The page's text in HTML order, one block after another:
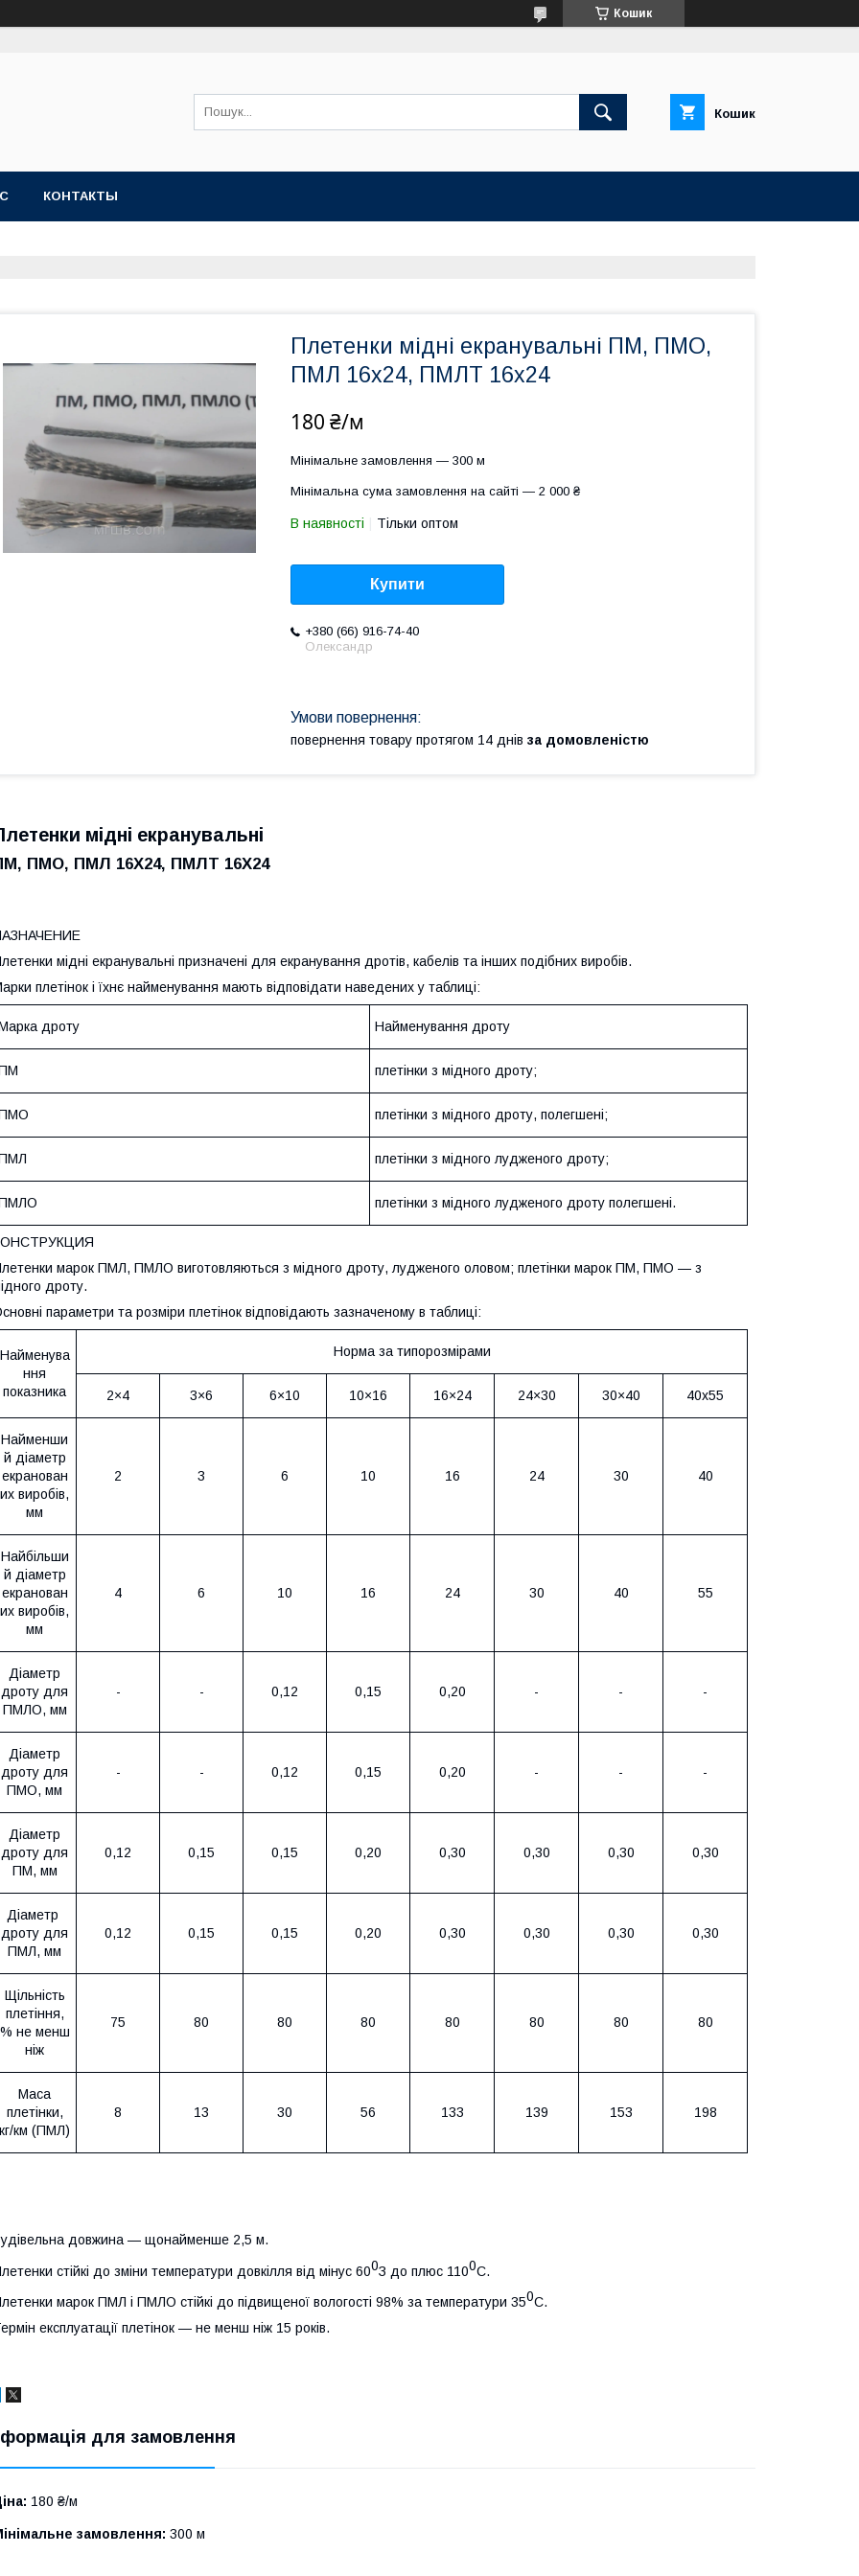
Кошик
Кошик
КОНТАКТЫ
Плетенки мідні екранувальні ПМ, ПМО,
ПМЛ 16х24, ПМЛТ 16х24
180 ₴/м
Мінімальне замовлення — 300 м
Мінімальна сума замовлення на сайті — 2 000 ₴
В наявності Тільки оптом
Купити
+380 (66) 916-74-40
Олександр
повернення товару протягом 14 днів за домовленістю
мідні екранувальні
ПМО, ПМЛ 16Х24, ПМЛТ 16Х24
мідні екранувальні призначені для екранування дротів, кабелів та інших подібних виробів.
плетінок і їхнє найменування мають відповідати наведених у таблиці:
дроту Найменування дроту
плетінки з мідного дроту;
плетінки з мідного дроту, полегшені;
плетінки з мідного лудженого дроту;
плетінки з мідного лудженого дроту полегшені.
марок ПМЛ, ПМЛО виготовляються з мідного дроту, лудженого оловом; плетінки марок ПМ, ПМО — з
дроту.
параметри та розміри плетінок відповідають зазначеному в таблиці:
Найменува
ння
показника
Норма за типорозмірами
2×4 3×6 6×10 10×16 16×24 24×30 30×40 40х55
Найменши
й діаметр
екранован
их виробів,
мм
2 3 6 10 16 24 30 40
Найбільши
й діаметр
екранован
их виробів,
мм
4 6 10 16 24 30 40 55
Діаметр
дроту для
ПМЛО, мм
- - 0,12 0,15 0,20 - - -
Діаметр
дроту для
ПМО, мм
- - 0,12 0,15 0,20 - - -
Діаметр
дроту для
ПМ, мм
0,12 0,15 0,15 0,20 0,30 0,30 0,30 0,30
Діаметр
дроту для
ПМЛ, мм
0,12 0,15 0,15 0,20 0,30 0,30 0,30 0,30
Щільність
плетіння,
% не менш
ніж
75 80 80 80 80 80 80 80
Маса
плетінки,
кг/км (ПМЛ)
8 13 30 56 133 139 153 198
довжина — щонайменше 2,5 м.
стійкі до зміни температури довкілля від мінус 600З до плюс 1100С.
марок ПМЛ і ПМЛО стійкі до підвищеної вологості 98% за температури 350С.
експлуатації плетінок — не менш ніж 15 років.
для замовлення
180 ₴/м
замовлення: 300 м